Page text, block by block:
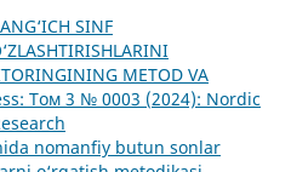
SINF
METOD VA
Том 3 № 0003 (2024): Nordic
nomanfiy butun sonlar